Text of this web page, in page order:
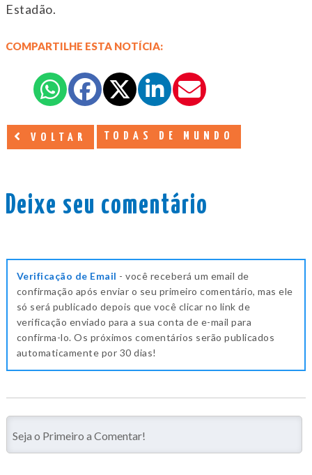
Estadão.
COMPARTILHE ESTA NOTÍCIA:
VOLTAR TODAS DE MUNDO
Deixe seu comentário
Verificação de Email - você receberá um email de
confirmação após enviar o seu primeiro comentário, mas ele
só será publicado depois que você clicar no link de
verificação enviado para a sua conta de e-mail para
confirma-lo. Os próximos comentários serão publicados
automaticamente por 30 dias!